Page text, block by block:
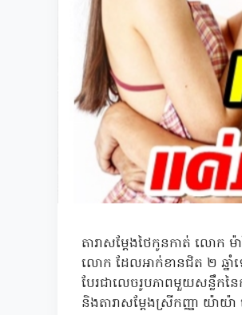
តារាសម្តែងថៃកូនកាត់ លោក ម៉
លោក ដែលអាក់ខានជិត ២ ឆ្នាំ
បែរជាលេចរូបភាពមួយសន្លឹកនៃ
និងតារាសម្តែងស្រីកញ្ញា យ៉ាយ៉ា